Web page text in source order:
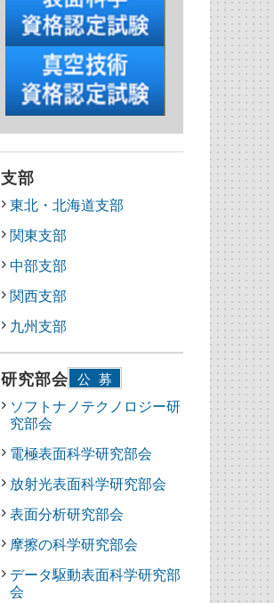
支部
東北・北海道支部
関東支部
中部支部
関西支部
九州支部
研究部会 公募
ソフトナノテクノロジー研
究部会
電極表面科学研究部会
放射光表面科学研究部会
表面分析研究部会
摩擦の科学研究部会
データ駆動表面科学研究部
会